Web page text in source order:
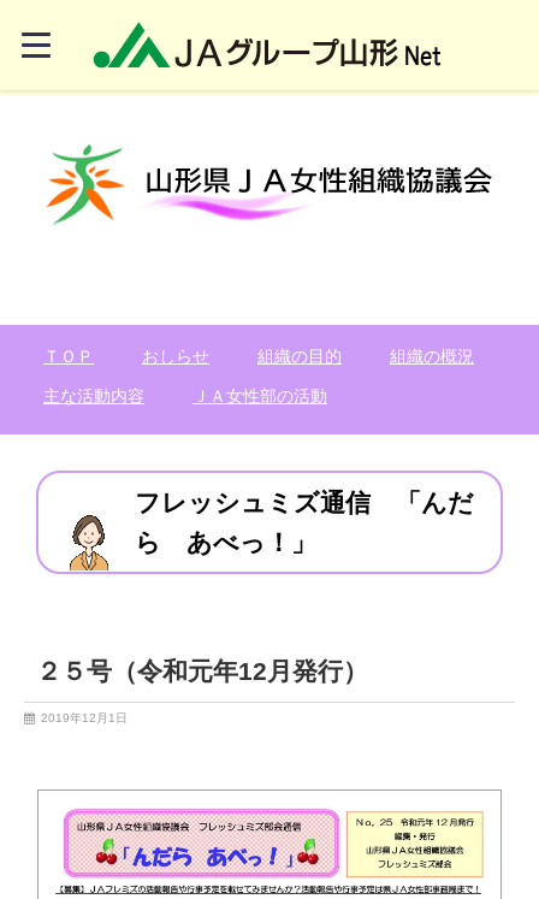
ＴＯＰ おしらせ 組織の目的 組織の概況
主な活動内容 ＪＡ女性部の活動
フレッシュミズ通信 「んだ
ら あべっ！」
２５号（令和元年12月発行）
2019年12月1日